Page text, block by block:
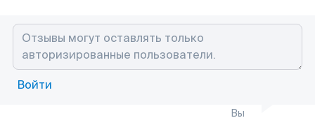
Войти
Вы